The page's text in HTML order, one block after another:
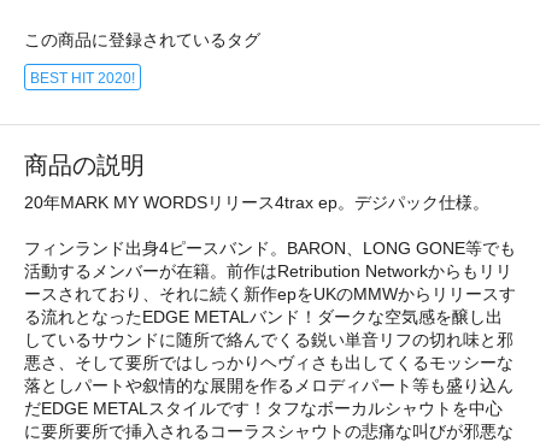
この商品に登録されているタグ
BEST HIT 2020!
商品の説明
20年MARK MY WORDSリリース4trax ep。デジパック仕様。
フィンランド出身4ピースバンド。BARON、LONG GONE等でも
活動するメンバーが在籍。前作はRetribution Networkからもリリ
ースされており、それに続く新作epをUKのMMWからリリースす
る流れとなったEDGE METALバンド！ダークな空気感を醸し出
しているサウンドに随所で絡んでくる鋭い単音リフの切れ味と邪
悪さ、そして要所ではしっかりヘヴィさも出してくるモッシーな
落としパートや叙情的な展開を作るメロディパート等も盛り込ん
だEDGE METALスタイルです！タフなボーカルシャウトを中心
に要所要所で挿入されるコーラスシャウトの悲痛な叫びが邪悪な